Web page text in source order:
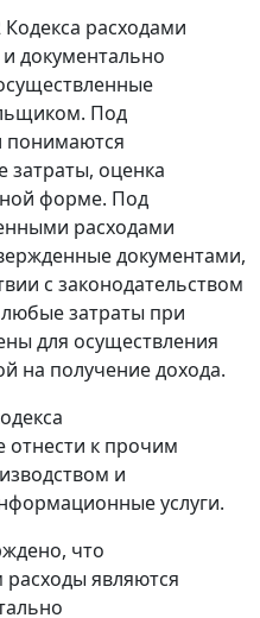
Кодекса расходами
документально
Под
понимаются
затраты, оценка
форме. Под
расходами
документами,
с законодательством
затраты при
для осуществления
на получение дохода.
отнести к прочим
и
услуги.
что
являются